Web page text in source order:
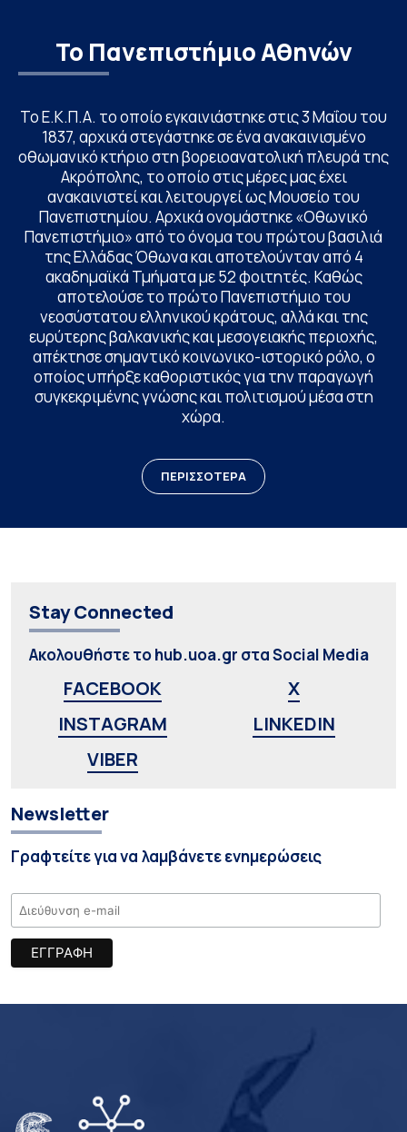
Το Πανεπιστήμιο Αθηνών
Το Ε.Κ.Π.Α. το οποίο εγκαινιάστηκε στις 3 Μαΐου του
1837, αρχικά στεγάστηκε σε ένα ανακαινισμένο
οθωμανικό κτήριο στη βορειοανατολική πλευρά της
Ακρόπολης, το οποίο στις μέρες μας έχει
ανακαινιστεί και λειτουργεί ως Μουσείο του
Πανεπιστημίου. Αρχικά ονομάστηκε «Οθωνικό
Πανεπιστήμιο» από το όνομα του πρώτου βασιλιά
της Ελλάδας Όθωνα και αποτελούνταν από 4
ακαδημαϊκά Τμήματα με 52 φοιτητές. Καθώς
αποτελούσε το πρώτο Πανεπιστήμιο του
νεοσύστατου ελληνικού κράτους, αλλά και της
ευρύτερης βαλκανικής και μεσογειακής περιοχής,
απέκτησε σημαντικό κοινωνικο-ιστορικό ρόλο, ο
οποίος υπήρξε καθοριστικός για την παραγωγή
συγκεκριμένης γνώσης και πολιτισμού μέσα στη
χώρα.
ΠΕΡΙΣΣΟΤΕΡΑ
Stay Connected
Ακολουθήστε το hub.uoa.gr στα Social Media
FACEBOOK
X
INSTAGRAM
LINKEDIN
VIBER
Newsletter
Γραφτείτε για να λαμβάνετε ενημερώσεις